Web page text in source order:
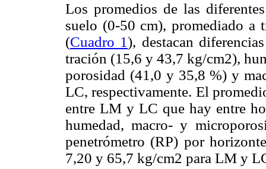
Los promedios de las
suelo (0-50 cm), promediado a
(Cuadro 1), destacan
tración (15,6 y 43,7 kg/cm2),
porosidad (41,0 y 35,8 %) y
LC, respectiva­mente. El
entre LM y LC que hay entre
humedad, macro- y
penetró­metro (RP) por
7,20 y 65,7 kg/cm2 para LM y